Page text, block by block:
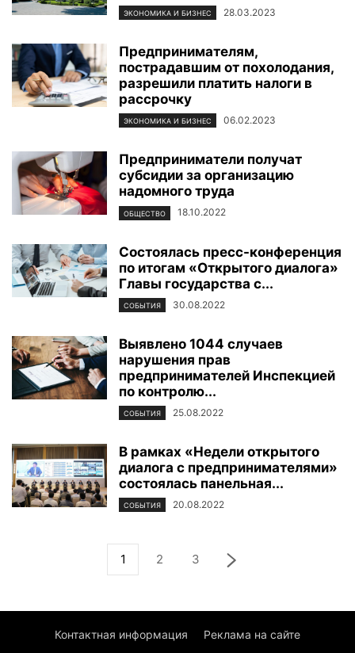
ЭКОНОМИКА И БИЗНЕС 28.03.2023
Предпринимателям,
пострадавшим от похолодания,
разрешили платить налоги в
рассрочку
ЭКОНОМИКА И БИЗНЕС 06.02.2023
Предприниматели получат
субсидии за организацию
надомного труда
ОБЩЕСТВО 18.10.2022
Состоялась пресс-конференция
по итогам «Открытого диалога»
Главы государства с...
СОБЫТИЯ 30.08.2022
Выявлено 1044 случаев
нарушения прав
предпринимателей Инспекцией
по контролю...
СОБЫТИЯ 25.08.2022
В рамках «Недели открытого
диалога с предпринимателями»
состоялась панельная...
СОБЫТИЯ 20.08.2022
1 2 3
Контактная информация Реклама на сайте